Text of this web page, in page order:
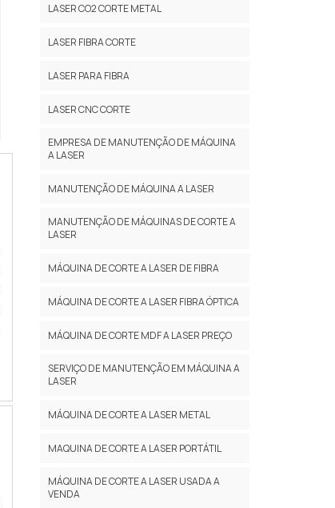
LASER CO2 CORTE METAL
LASER FIBRA CORTE
LASER PARA FIBRA
LASER CNC CORTE
EMPRESA DE MANUTENÇÃO DE MÁQUINA
A LASER
MANUTENÇÃO DE MÁQUINA A LASER
MANUTENÇÃO DE MÁQUINAS DE CORTE A
LASER
MÁQUINA DE CORTE A LASER DE FIBRA
MÁQUINA DE CORTE A LASER FIBRA ÓPTICA
MÁQUINA DE CORTE MDF A LASER PREÇO
SERVIÇO DE MANUTENÇÃO EM MÁQUINA A
LASER
MÁQUINA DE CORTE A LASER METAL
MAQUINA DE CORTE A LASER PORTÁTIL
MÁQUINA DE CORTE A LASER USADA A
VENDA